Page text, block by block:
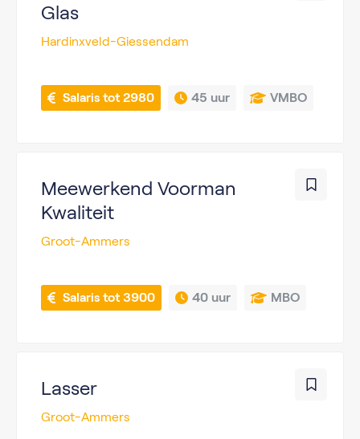
Glas
Hardinxveld-Giessendam
Salaris tot 2980 45 uur VMBO
Meewerkend Voorman
Kwaliteit
Groot-Ammers
Salaris tot 3900 40 uur MBO
Lasser
Groot-Ammers